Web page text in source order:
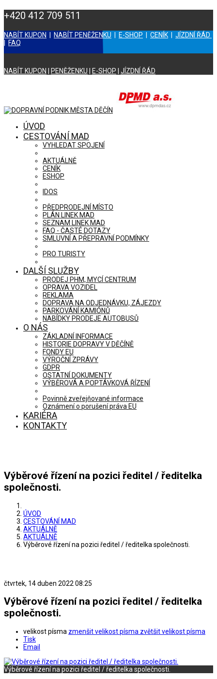
+420 412 709 511
NABÍT KUPON NABÍT PENĚŽENKU E-SHOP CENÍK
JÍZDNÍ ŘÁD
FAQ
NABÍT KUPON PENĚŽENKU E-SHOP JÍZDNÍ ŘÁD
ÚVOD
CESTOVÁNÍ MAD
VYHLEDAT SPOJENÍ
AKTUÁLNĚ
CENÍK
ESHOP
IDOS
PŘEDPRODEJNÍ MÍSTO
PLÁN LINEK MAD
SEZNAM LINEK MAD
FAQ - ČASTÉ DOTAZY
SMLUVNÍ A PŘEPRAVNÍ PODMÍNKY
PRO TURISTY
DALŠÍ SLUŽBY
PRODEJ PHM, MYCÍ CENTRUM
OPRAVA VOZIDEL
REKLAMA
DOPRAVA NA ODJEDNÁVKU, ZÁJEZDY
PARKOVÁNÍ KAMIÓNŮ
NABÍDKY PRODEJE AUTOBUSŮ
O NÁS
ZÁKLADNÍ INFORMACE
HISTORIE DOPRAVY V DĚČÍNĚ
FONDY EU
VÝROČNÍ ZPRÁVY
GDPR
OSTATNÍ DOKUMENTY
VÝBĚROVÁ A POPTÁVKOVÁ ŘÍZENÍ
Povinně zveřejňované informace
Oznámení o porušení práva EU
KARIÉRA
KONTAKTY
Výběrové řízení na pozici ředitel / ředitelka
společnosti.
ÚVOD
CESTOVÁNÍ MAD
AKTUÁLNĚ
AKTUÁLNĚ
Výběrové řízení na pozici ředitel / ředitelka společnosti.
čtvrtek, 14 duben 2022 08:25
Výběrové řízení na pozici ředitel / ředitelka
společnosti.
velikost písma zmenšit velikost písma zvětšit velikost písma
Tisk
Email
Výběrové řízení na pozici ředitel / ředitelka společnosti.